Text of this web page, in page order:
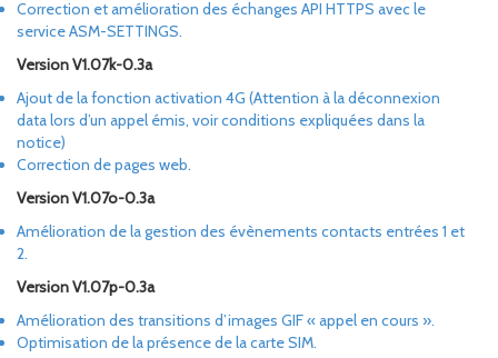
Correction et amélioration des échanges API HTTPS avec le
service ASM-SETTINGS.
Version V1.07k-0.3a
Ajout de la fonction activation 4G (Attention à la déconnexion
data lors d’un appel émis, voir conditions expliquées dans la
notice)
Correction de pages web.
Version V1.07o-0.3a
Amélioration de la gestion des évènements contacts entrées 1 et
2.
Version V1.07p-0.3a
Amélioration des transitions d’images GIF « appel en cours ».
Optimisation de la présence de la carte SIM.